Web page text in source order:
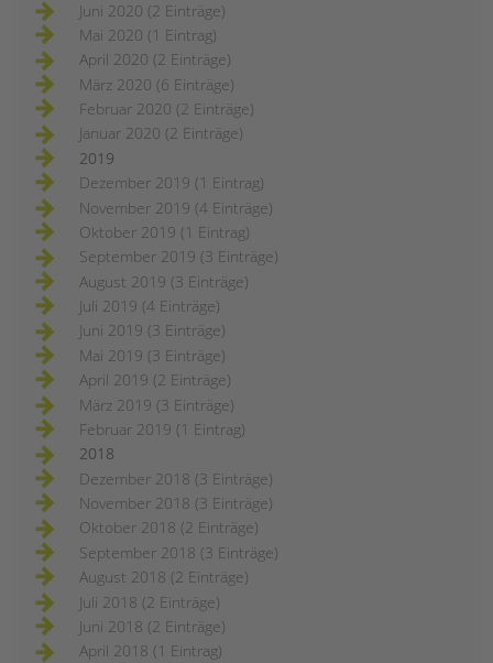
Juni 2020 (2 Einträge)
Mai 2020 (1 Eintrag)
April 2020 (2 Einträge)
März 2020 (6 Einträge)
Februar 2020 (2 Einträge)
Januar 2020 (2 Einträge)
2019
Dezember 2019 (1 Eintrag)
November 2019 (4 Einträge)
Oktober 2019 (1 Eintrag)
September 2019 (3 Einträge)
August 2019 (3 Einträge)
Juli 2019 (4 Einträge)
Juni 2019 (3 Einträge)
Mai 2019 (3 Einträge)
April 2019 (2 Einträge)
März 2019 (3 Einträge)
Februar 2019 (1 Eintrag)
2018
Dezember 2018 (3 Einträge)
November 2018 (3 Einträge)
Oktober 2018 (2 Einträge)
September 2018 (3 Einträge)
August 2018 (2 Einträge)
Juli 2018 (2 Einträge)
Juni 2018 (2 Einträge)
April 2018 (1 Eintrag)